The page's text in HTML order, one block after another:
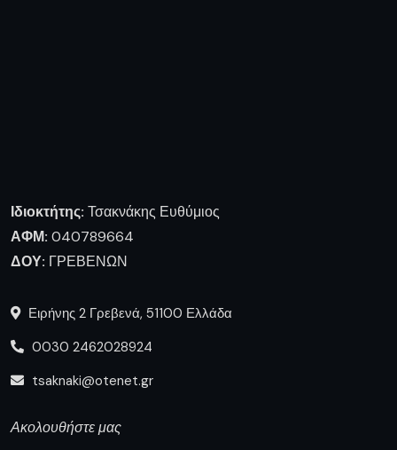
Ιδιοκτήτης: Τσακνάκης Ευθύμιος
ΑΦΜ: 040789664
ΔΟΥ: ΓΡΕΒΕΝΩΝ
Ειρήνης 2 Γρεβενά, 51100 Ελλάδα
0030 2462028924
tsaknaki@otenet.gr
Ακολουθήστε μας